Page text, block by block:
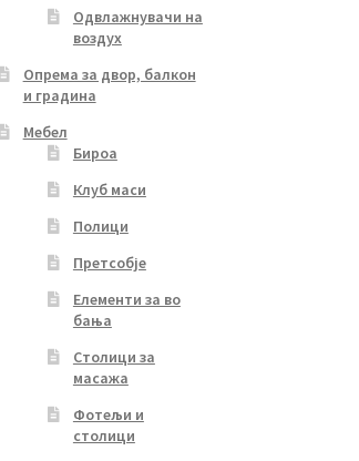
Одвлажнувачи на
воздух
Опрема за двор, балкон
и градина
Мебел
Бироа
Клуб маси
Полици
Претсобје
Елементи за во
бања
Столици за
масажа
Фотељи и
столици